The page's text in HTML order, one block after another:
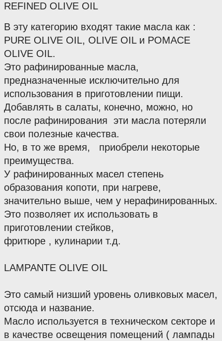
REFINED OLIVE OIL
В эту категорию входят такие масла как :
PURE OLIVE OIL, OLIVE OIL и POMACE
OLIVE OIL.
Это рафинированные масла,
предназначенные исключительно для
использования в приготовлении пищи.
Добавлять в салаты, конечно, можно, но
после рафинирования  эти масла потеряли
свои полезные качества.
Но, в то же время,   приобрели некоторые
преимущества.
У рафинированных масел степень
образования копоти, при нагреве,
значительно выше, чем у нерафинированных.
Это позволяет их использовать в
приготовлении стейков,
фритюре , кулинарии т.д.
LAMPANTE OLIVE OIL
Это самый низший уровень оливковых масел,
отсюда и название.
Масло используется в техническом секторе и
в качестве освещения помещений ( лампады